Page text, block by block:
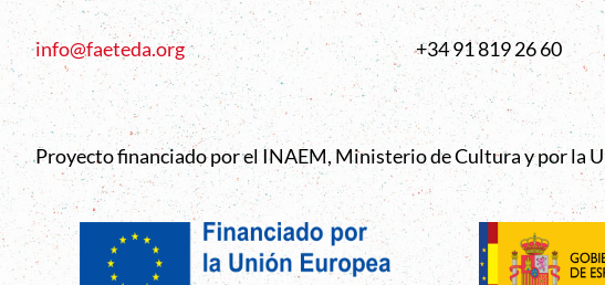
info@faeteda.org +34 91 819 26 60
Proyecto financiado por el INAEM, Ministerio de Cultura y por la